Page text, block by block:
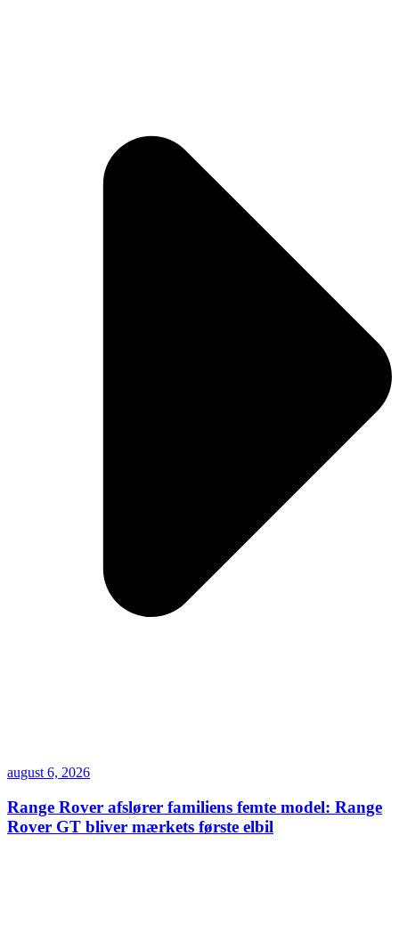
august 6, 2026
Range Rover afslører familiens femte model: Range
Rover GT bliver mærkets første elbil